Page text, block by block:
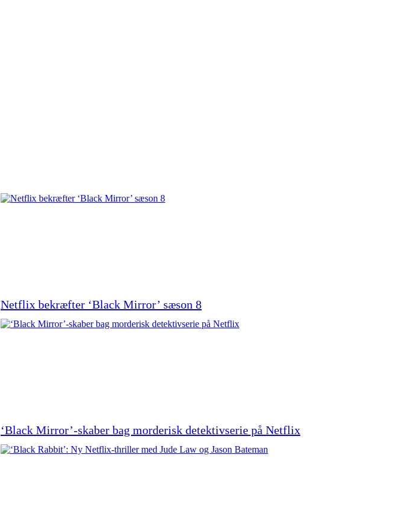
Netflix bekræfter ‘Black Mirror’ sæson 8
‘Black Mirror’-skaber bag morderisk detektivserie på Netflix